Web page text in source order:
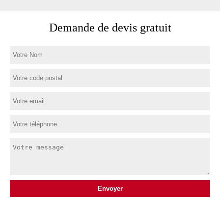
Demande de devis gratuit